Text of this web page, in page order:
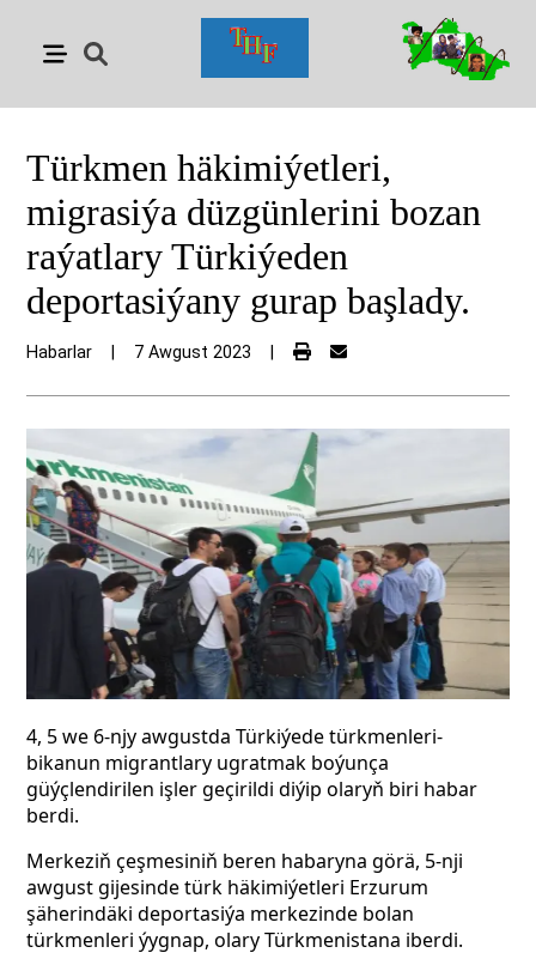
Türkmen häkimiýetleri,
migrasiýa düzgünlerini bozan
raýatlary Türkiýeden
deportasiýany gurap başlady.
Habarlar 7 Awgust 2023
4, 5 we 6-njy awgustda Türkiýede türkmenleri-
bikanun migrantlary ugratmak boýunça
güýçlendirilen işler geçirildi diýip olaryň biri habar
berdi.
Merkeziň çeşmesiniň beren habaryna görä, 5-nji
awgust gijesinde türk häkimiýetleri Erzurum
şäherindäki deportasiýa merkezinde bolan
türkmenleri ýygnap, olary Türkmenistana iberdi.